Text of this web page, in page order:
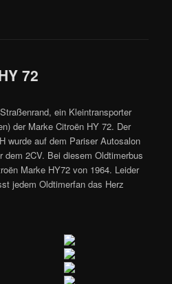
72
ein Kleintransporter
der Marke Citroën HY 72. Der
wurde auf dem Pariser Autosalon
dem 2CV. Bei diesem Oldtimerbus
Marke HY72 von 1964. Leider
jedem Oldtimerfan das Herz